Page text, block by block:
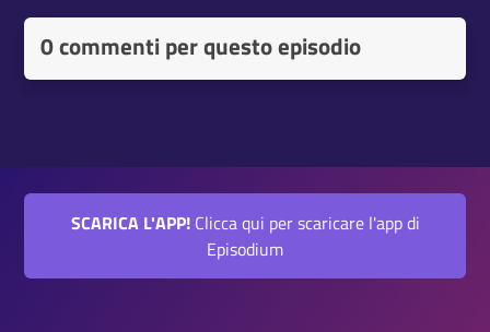
0 commenti per questo episodio
SCARICA L'APP!Clicca qui per scaricare l'app di
Episodium